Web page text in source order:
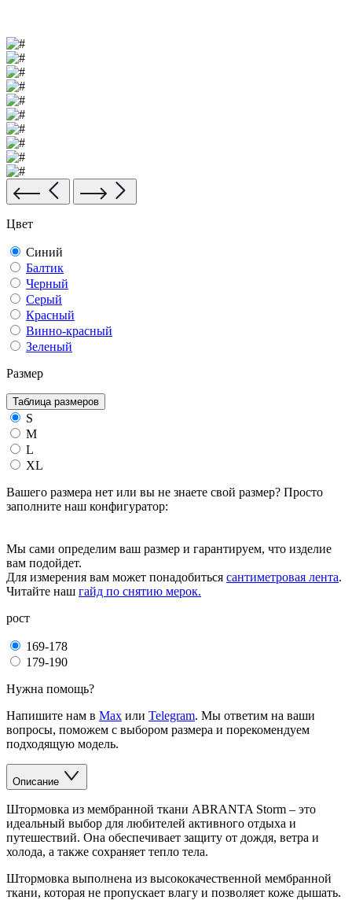
Цвет
Синий
Балтик
Черный
Серый
Красный
Винно-красный
Зеленый
Размер
Таблица размеров
S
M
L
XL
Вашего размера нет или вы не знаете свой размер? Просто
заполните наш конфигуратор:
Мы сами определим ваш размер и гарантируем, что изделие
вам подойдет.
Для измерения вам может понадобиться сантиметровая лента.
Читайте наш гайд по снятию мерок.
рост
169-178
179-190
Нужна помощь?
Напишите нам в Max или Telegram. Мы ответим на ваши
вопросы, поможем с выбором размера и порекомендуем
подходящую модель.
Описание
Штормовка из мембранной ткани ABRANTA Storm – это
идеальный выбор для любителей активного отдыха и
путешествий. Она обеспечивает защиту от дождя, ветра и
холода, а также сохраняет тепло тела.
Штормовка выполнена из высококачественной мембранной
ткани, которая не пропускает влагу и позволяет коже дышать.